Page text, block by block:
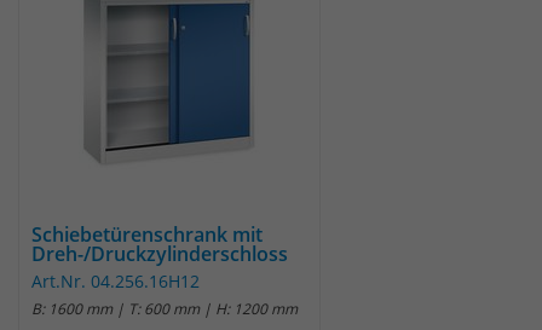
Schiebetürenschrank mit
Dreh-/Druckzylinderschloss
Art.Nr. 04.256.16H12
B: 1600 mm | T: 600 mm | H: 1200 mm
Matomo
Zweck
Das Cookie wird genutzt um temporär
Name _pk_cvar
Anbieter Matomo